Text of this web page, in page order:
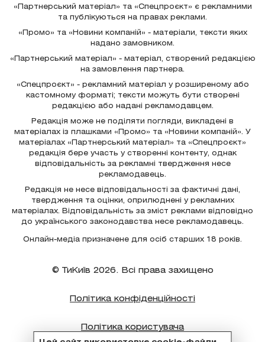
«Партнерський матеріал» та «Спецпроєкт» є рекламними
та публікуються на правах реклами.
«Промо» та «Новини компаній» - матеріали, тексти яких
надано замовником.
«Партнерський матеріал» - матеріал, створений редакцією
на замовлення партнера.
«Спецпроєкт» - рекламний матеріал у розширеному або
кастомному форматі; тексти можуть бути створені
редакцією або надані рекламодавцем.
Редакція може не поділяти погляди, викладені в
матеріалах із плашками «Промо» та «Новини компаній». У
матеріалах «Партнерський матеріал» та «Спецпроєкт»
редакція бере участь у створенні контенту, однак
відповідальність за рекламні твердження несе
рекламодавець.
Редакція не несе відповідальності за фактичні дані,
твердження та оцінки, оприлюднені у рекламних
матеріалах. Відповідальність за зміст реклами відповідно
до українського законодавства несе рекламодавець.
Онлайн-медіа призначене для осіб старших 18 років.
© ТиКиїв 2026. Всі права захищено
Політика конфіденційності
Політика користувача